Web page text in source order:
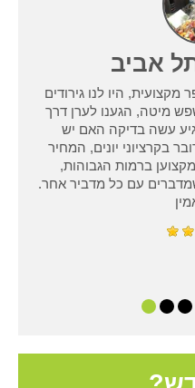
אביב
היו לנו גירודים
מיטה, הגענו לערן דרך
עשה בדיקה האם יש
בקרציוני יונים, המחיר
ברמות הגבוהות,
עם כל מדביר אחר.